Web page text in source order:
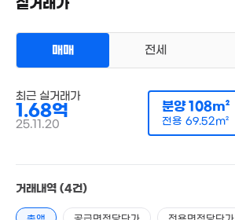
실거래가
매매 전세
최근 실거래가
1.68억
25.11.20
분양108m²
전용 69.52m²
거래내역 (4건)